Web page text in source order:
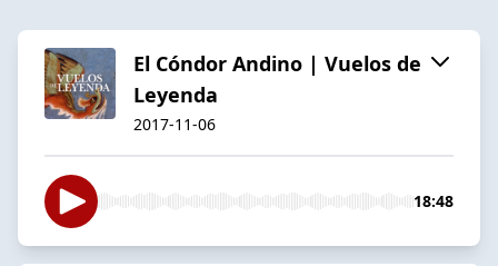
El Cóndor Andino | Vuelos de
Leyenda
2017-11-06
18:48